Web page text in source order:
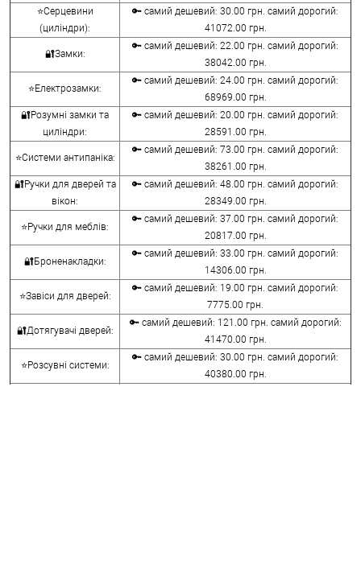
⭐Серцевини
(циліндри):
🔑 самий дешевий: 30.00 грн. самий дорогий:
41072.00 грн.
🔐Замки:
🔑 самий дешевий: 22.00 грн. самий дорогий:
38042.00 грн.
⭐Електрозамки:
🔑 самий дешевий: 24.00 грн. самий дорогий:
68969.00 грн.
🔐Розумні замки та
циліндри:
🔑 самий дешевий: 20.00 грн. самий дорогий:
28591.00 грн.
⭐Системи антипаніка:
🔑 самий дешевий: 73.00 грн. самий дорогий:
38261.00 грн.
🔐Ручки для дверей та
вікон:
🔑 самий дешевий: 48.00 грн. самий дорогий:
28349.00 грн.
⭐Ручки для меблів:
🔑 самий дешевий: 37.00 грн. самий дорогий:
20817.00 грн.
🔐Броненакладки:
🔑 самий дешевий: 33.00 грн. самий дорогий:
14306.00 грн.
⭐Завіси для дверей:
🔑 самий дешевий: 19.00 грн. самий дорогий:
7775.00 грн.
🔐Дотягувачі дверей:
🔑 самий дешевий: 121.00 грн. самий дорогий:
41470.00 грн.
⭐Розсувні системи:
🔑 самий дешевий: 30.00 грн. самий дорогий:
40380.00 грн.